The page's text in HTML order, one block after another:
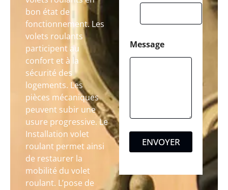
bon état de
fonctionnement. Les
volets roulants
participent au
confort et à la
sécurité des
logements. Les
pièces mécaniques
peuvent subir une
usure progressive. Le
Installation volet
roulant permet ainsi
de restaurer la
mobilité du volet
roulant. L’pose de
Message
ENVOYER